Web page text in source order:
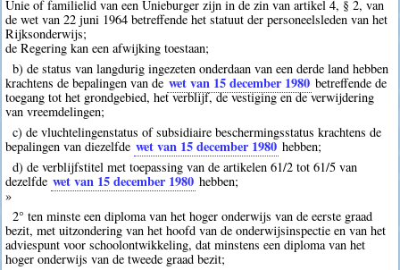
Unie of familielid van een Unieburger zijn in de zin van artikel 4, § 2, van
de wet van 22 juni 1964 betreffende het statuut der personeelsleden van het
Rijksonderwijs;
de Regering kan een afwijking toestaan;
b) de status van langdurig ingezeten onderdaan van een derde land hebben
krachtens de bepalingen van de wet van 15 december 1980 betreffende de
toegang tot het grondgebied, het verblijf, de vestiging en de verwijdering
van vreemdelingen;
c) de vluchtelingenstatus of subsidiaire beschermingsstatus krachtens de
bepalingen van diezelfde wet van 15 december 1980 hebben;
d) de verblijfstitel met toepassing van de artikelen 61/2 tot 61/5 van
dezelfde wet van 15 december 1980 hebben;
»
2° ten minste een diploma van het hoger onderwijs van de eerste graad
bezit, met uitzondering van het hoofd van de onderwijsinspectie en van het
adviespunt voor schoolontwikkeling, dat minstens een diploma van het
hoger onderwijs van de tweede graad bezit;